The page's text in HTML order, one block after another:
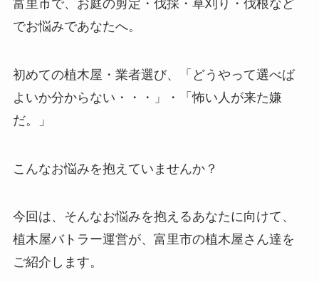
富里市で、お庭の剪定・伐採・草刈り・伐根など
でお悩みであなたへ。
初めての植木屋・業者選び、「どうやって選べば
よいか分からない・・・」・「怖い人が来た嫌
だ。」
こんなお悩みを抱えていませんか？
今回は、そんなお悩みを抱えるあなたに向けて、
植木屋バトラー運営が、富里市の植木屋さん達を
ご紹介します。